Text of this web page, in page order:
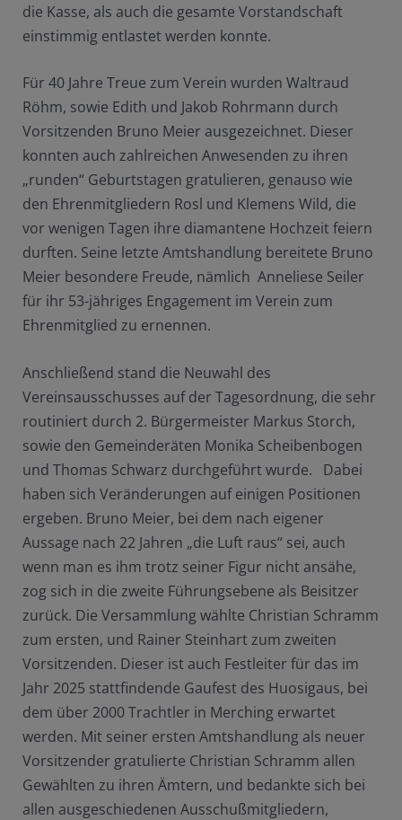
die Kasse, als auch die gesamte Vorstandschaft
einstimmig entlastet werden konnte.
Für 40 Jahre Treue zum Verein wurden Waltraud
Röhm, sowie Edith und Jakob Rohrmann durch
Vorsitzenden Bruno Meier ausgezeichnet. Dieser
konnten auch zahlreichen Anwesenden zu ihren
„runden“ Geburtstagen gratulieren, genauso wie
den Ehrenmitgliedern Rosl und Klemens Wild, die
vor wenigen Tagen ihre diamantene Hochzeit feiern
durften. Seine letzte Amtshandlung bereitete Bruno
Meier besondere Freude, nämlich Anneliese Seiler
für ihr 53-jähriges Engagement im Verein zum
Ehrenmitglied zu ernennen.
Anschließend stand die Neuwahl des
Vereinsausschusses auf der Tagesordnung, die sehr
routiniert durch 2. Bürgermeister Markus Storch,
sowie den Gemeinderäten Monika Scheibenbogen
und Thomas Schwarz durchgeführt wurde. Dabei
haben sich Veränderungen auf einigen Positionen
ergeben. Bruno Meier, bei dem nach eigener
Aussage nach 22 Jahren „die Luft raus“ sei, auch
wenn man es ihm trotz seiner Figur nicht ansähe,
zog sich in die zweite Führungsebene als Beisitzer
zurück. Die Versammlung wählte Christian Schramm
zum ersten, und Rainer Steinhart zum zweiten
Vorsitzenden. Dieser ist auch Festleiter für das im
Jahr 2025 stattfindende Gaufest des Huosigaus, bei
dem über 2000 Trachtler in Merching erwartet
werden. Mit seiner ersten Amtshandlung als neuer
Vorsitzender gratulierte Christian Schramm allen
Gewählten zu ihren Ämtern, und bedankte sich bei
allen ausgeschiedenen Ausschußmitgliedern,